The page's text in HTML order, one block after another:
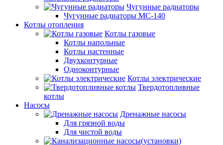
Чугунные радиаторы
Чугунные радиаторы МС-140
Котлы отопления
Котлы газовые
Котлы напольные
Котлы настенные
Двухконтурные
Одноконтурные
Котлы электрические
Твердотопливные
котлы
Насосы
Дренажные насосы
Для грязной воды
Для чистой воды